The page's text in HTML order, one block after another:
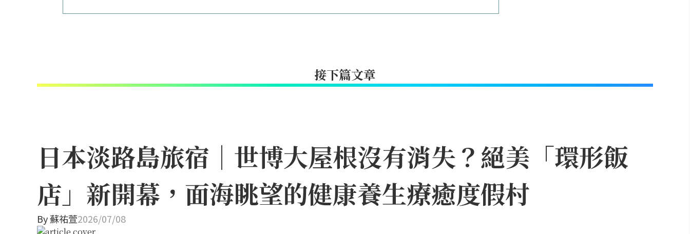
接下篇文章
日本淡路島旅宿｜世博大屋根沒有消失？絕美「環形飯
店」新開幕，面海眺望的健康養生療癒度假村
By蘇祐萱2026/07/08